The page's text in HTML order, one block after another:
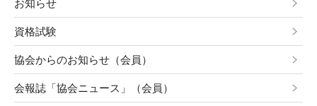
お知らせ
資格試験
協会からのお知らせ（会員）
会報誌「協会ニュース」（会員）